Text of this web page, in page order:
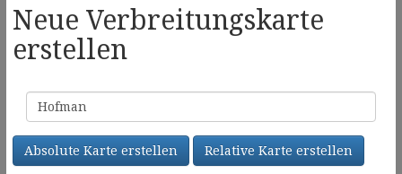
Neue Verbreitungskarte
erstellen
Familienname
Absolute Karte erstellen Relative Karte erstellen